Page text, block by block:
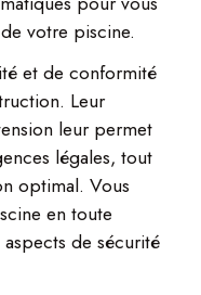
votre piscine.
et de conformité
Leur
leur permet
légales, tout
optimal. Vous
en toute
de sécurité